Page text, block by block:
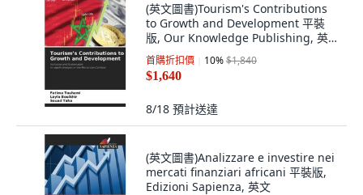
(英文圖書)Tourism's Contributions
to Growth and Development 平裝
版, Our Knowledge Publishing, 英
文
首購折扣價 10%$1,840
$1,640
8/18 預計送達
(英文圖書)Analizzare e investire nei
mercati finanziari africani 平裝版,
Edizioni Sapienza, 英文